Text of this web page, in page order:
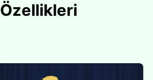
Özellikleri